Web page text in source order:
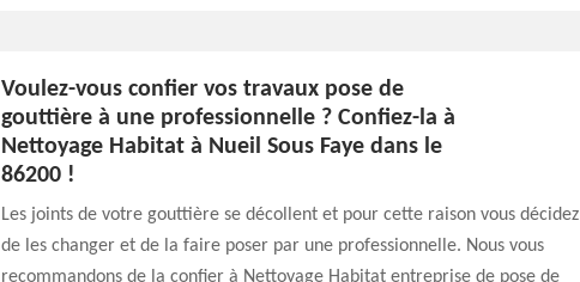
Voulez-vous confier vos travaux pose de
gouttière à une professionnelle ? Confiez-la à
Nettoyage Habitat à Nueil Sous Faye dans le
86200 !
Les joints de votre gouttière se décollent et pour cette raison vous décidez
de les changer et de la faire poser par une professionnelle. Nous vous
recommandons de la confier à Nettoyage Habitat entreprise de pose de